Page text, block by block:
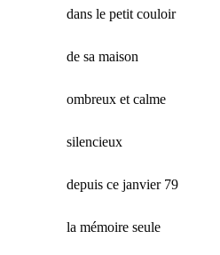
dans le petit couloir
de sa maison
ombreux et calme
silen­cieux
depuis ce jan­vi­er 79
la mémoire seule